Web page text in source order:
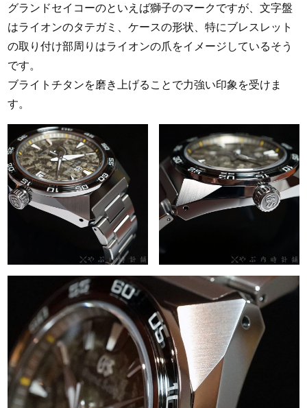
グランドセイコーのといえば獅子のマークですが、文字盤
はライオンのタテガミ、ケースの形状、特にブレスレット
の取り付け部周りはライオンの爪をイメージしているそう
です。
ブライトチタンを磨き上げることで力強い印象を受けま
す。